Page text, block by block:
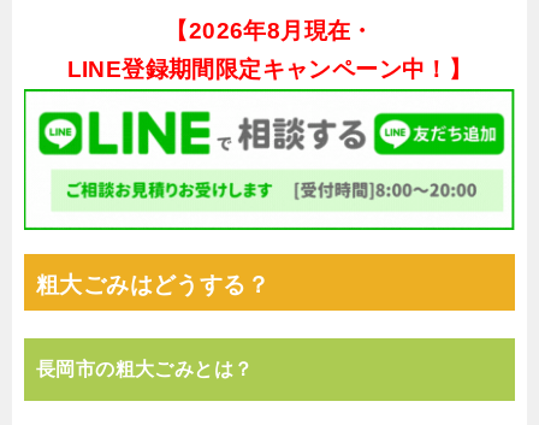
【2026年8月現在・
LINE登録期間限定キャンペーン中！】
粗大ごみはどうする？
長岡市の粗大ごみとは？